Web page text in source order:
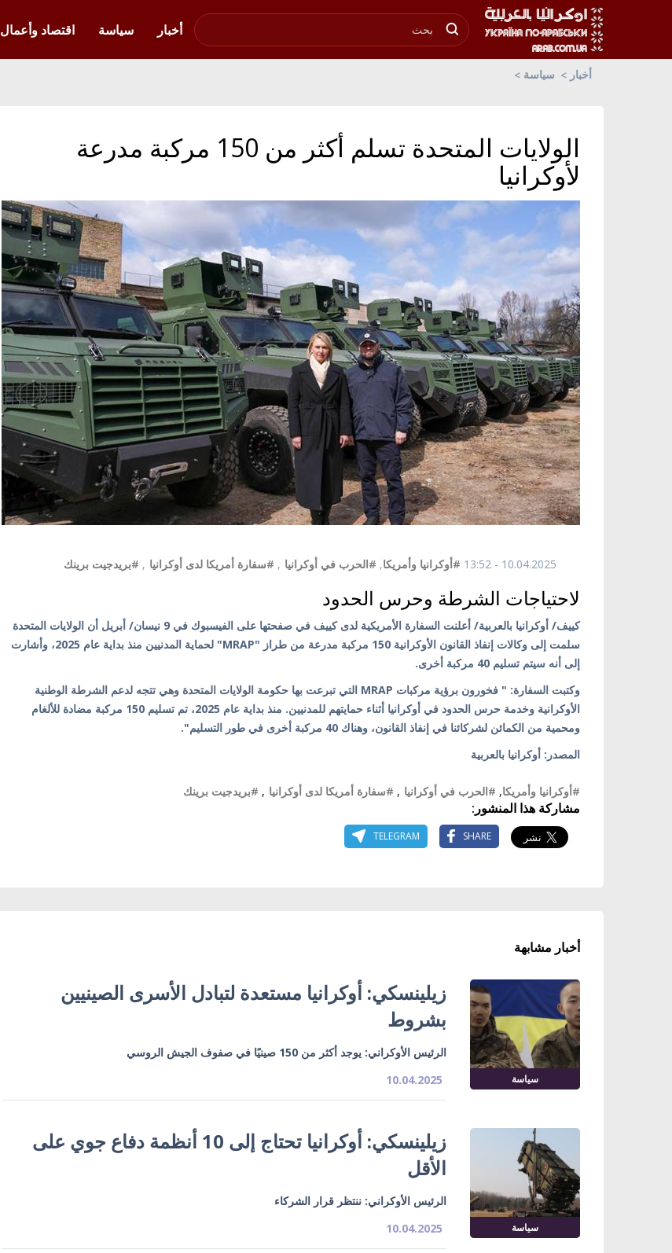
أخبار
سياسة اقتصاد وأعمال
أخبار سياسة
الولايات المتحدة تسلم أكثر من 150 مركبة مدرعة
لأوكرانيا
10.04.2025 - 13:52 #أوكرانيا وأمريكا, #الحرب في أوكرانيا , #سفارة أمريكا لدى أوكرانيا , #بريدجيت برينك
لاحتياجات الشرطة وحرس الحدود
كييف/ أوكرانيا بالعربية/ أعلنت السفارة الأمريكية لدى كييف في صفحتها على الفيسبوك في 9 نيسان/ أبريل أن الولايات المتحدة
سلمت إلى وكالات إنفاذ القانون الأوكرانية 150 مركبة مدرعة من طراز "MRAP" لحماية المدنيين منذ بداية عام 2025، وأشارت
إلى أنه سيتم تسليم 40 مركبة أخرى.
وكتبت السفارة: " فخورون برؤية مركبات MRAP التي تبرعت بها حكومة الولايات المتحدة وهي تتجه لدعم الشرطة الوطنية
الأوكرانية وخدمة حرس الحدود في أوكرانيا أثناء حمايتهم للمدنيين. منذ بداية عام 2025، تم تسليم 150 مركبة مضادة للألغام
ومحمية من الكمائن لشركائنا في إنفاذ القانون، وهناك 40 مركبة أخرى في طور التسليم".
المصدر: أوكرانيا بالعربية
#أوكرانيا وأمريكا, #الحرب في أوكرانيا , #سفارة أمريكا لدى أوكرانيا , #بريدجيت برينك
مشاركة هذا المنشور:
SHARE
TELEGRAM
أخبار مشابهة
سياسة
زيلينسكي: أوكرانيا مستعدة لتبادل الأسرى الصينيين
بشروط
الرئيس الأوكراني: يوجد أكثر من 150 صينيًا في صفوف الجيش الروسي
10.04.2025
سياسة
زيلينسكي: أوكرانيا تحتاج إلى 10 أنظمة دفاع جوي على
الأقل
الرئيس الأوكراني: ننتظر قرار الشركاء
10.04.2025